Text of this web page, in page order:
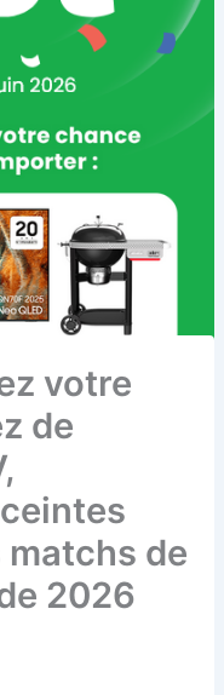
votre
de
de
2026